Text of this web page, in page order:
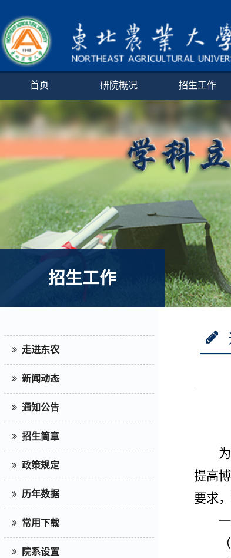
首页 研院概况 招生工作
招生工作
走进东农
新闻动态
通知公告
招生简章
政策规定
历年数据
常用下载
院系设置
提高
要求